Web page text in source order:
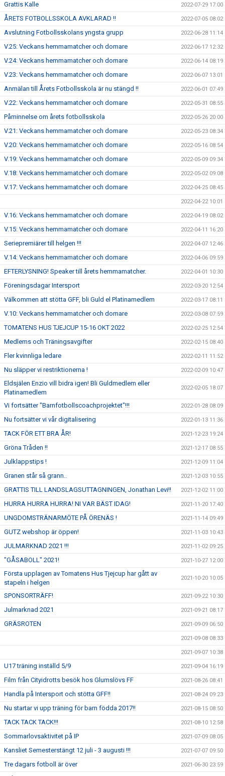
Grattis Kalle 2022-07-29 17:00
ÅRETS FOTBOLLSSKOLA AVKLARAD !! 2022-07-05 08:02
Avslutning Fotbollsskolans yngsta grupp 2022-06-28 11:14
V.25: Veckans hemmamatcher och domare 2022-06-17 12:32
V.24: Veckans hemmamatcher och domare 2022-06-14 08:19
V.23: Veckans hemmamatcher och domare 2022-06-07 13:01
Anmälan till Årets Fotbollsskola är nu stängd !! 2022-06-01 07:49
V.22: Veckans hemmamatcher och domare 2022-05-31 08:55
Påminnelse om årets fotbollsskola 2022-05-26 20:00
V.21: Veckans hemmamatcher och domare 2022-05-23 08:34
V.20: Veckans hemmamatcher och domare 2022-05-16 08:54
V.19: Veckans hemmamatcher och domare 2022-05-09 09:34
V.18: Veckans hemmamatcher och domare 2022-05-02 09:08
V.17: Veckans hemmamatcher och domare 2022-04-25 08:45
2022-04-22 10:01
V.16: Veckans hemmamatcher och domare 2022-04-19 08:02
V.15: Veckans hemmamatcher och domare 2022-04-11 16:20
Seriepremiärer till helgen !!! 2022-04-07 12:46
V.14: Veckans hemmamatcher och domare 2022-04-06 09:59
EFTERLYSNING! Speaker till årets hemmamatcher. 2022-04-01 10:30
Föreningsdagar Intersport 2022-03-20 12:54
Välkommen att stötta GFF, bli Guld el Platinamedlem 2022-03-17 08:11
V.10: Veckans hemmamatcher och domare 2022-03-08 07:59
TOMATENS HUS TJEJCUP 15-16 OKT 2022 2022-02-25 12:54
Medlems och Träningsavgifter 2022-02-15 08:40
Fler kvinnliga ledare 2022-02-11 11:52
Nu släpper vi restriktionerna ! 2022-02-09 10:47
Eldsjälen Enzio vill bidra igen! Bli Guldmedlem eller
Platinamedlem
2022-02-05 18:07
Vi fortsätter "Barnfotbollscoachprojektet"!!! 2022-01-28 08:09
Nu fortsätter vi vår digitalisering 2022-01-13 11:36
TACK FÖR ETT BRA ÅR! 2021-12-23 19:24
Gröna Tråden !! 2021-12-17 08:55
Julklappstips ! 2021-12-09 11:04
Granen står så grann.. 2021-12-03 10:55
GRATTIS TILL LANDSLAGSUTTAGNINGEN, Jonathan Levi!! 2021-12-02 11:00
HURRA HURRA HURRA! NI VAR BÄST IDAG! 2021-11-20 17:40
UNGDOMSTRÄNARMÖTE PÅ ÖRENÄS ! 2021-11-14 09:49
GUTZ webshop är öppen! 2021-11-03 10:43
JULMARKNAD 2021 !!! 2021-11-02 09:25
"GÅSABOLL" 2021! 2021-10-27 12:00
Första upplagen av Tomatens Hus Tjejcup har gått av
stapeln i helgen
2021-10-20 10:05
SPONSORTRÄFF! 2021-09-22 10:30
Julmarknad 2021 2021-09-21 08:17
GRÄSROTEN 2021-09-09 06:50
2021-09-08 08:33
2021-09-07 10:38
U17 träning inställd 5/9 2021-09-04 16:19
Film från Cityidrotts besök hos Glumslövs FF 2021-08-26 08:41
Handla på Intersport och stötta GFF!! 2021-08-24 09:23
Nu startar vi upp träning för barn födda 2017!! 2021-08-15 08:50
TACK TACK TACK!!! 2021-08-10 12:58
Sommarlovsaktivitet på IP 2021-07-09 08:05
Kansliet Semesterstängt 12 juli - 3 augusti !!! 2021-07-07 09:50
Tre dagars fotboll är över 2021-06-30 23:59